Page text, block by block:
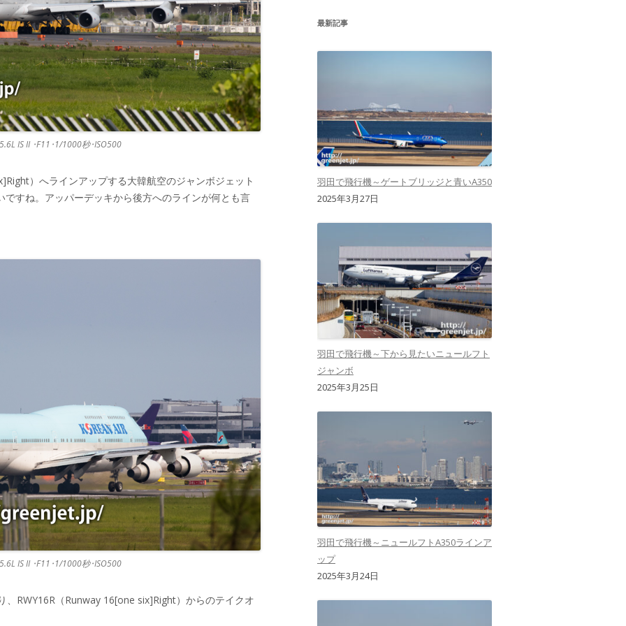
IS II ･F11･1/1000秒･ISO500
）へラインアップする大韓航空のジャンボジェット
すね。アッパーデッキから後方へのラインが何とも言
IS II ･F11･1/1000秒･ISO500
、RWY16R（Runway 16[one six]Right）からのテイクオ
最新記事
羽田で飛行機～ゲートブリッジと青いA350
2025年3月27日
羽田で飛行機～下から見たいニュールフト
ジャンボ
2025年3月25日
羽田で飛行機～ニュールフトA350ラインア
ップ
2025年3月24日